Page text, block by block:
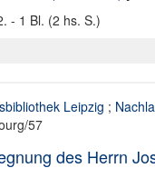
- 1 Bl. (2 hs. S.)
Leipzig ;
57
des Herrn